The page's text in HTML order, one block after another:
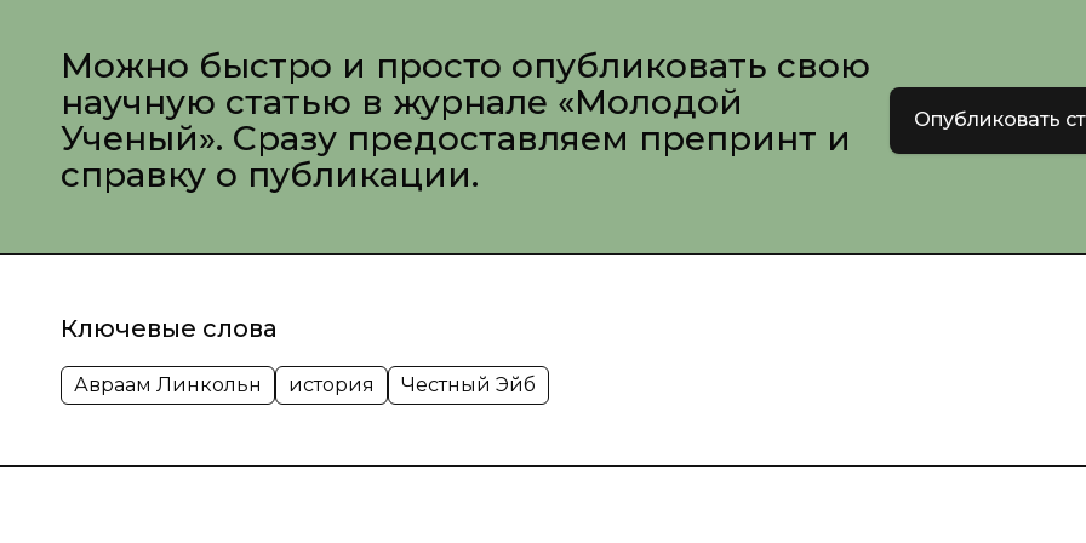
Можно быстро и просто опубликовать свою
научную статью в журнале «Молодой
Ученый». Сразу предоставляем препринт и
справку о публикации.
Опубликовать
Ключевые слова
Авраам Линкольн история Честный Эйб